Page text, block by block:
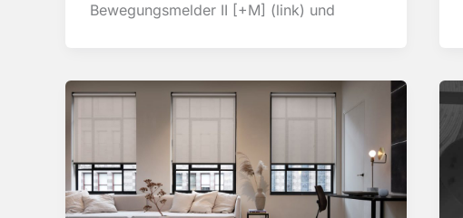
Bewegungsmelder II [+M] (link) und